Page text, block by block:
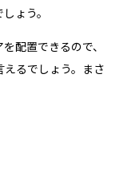
ょう。
配置できるので、
るでしょう。まさ